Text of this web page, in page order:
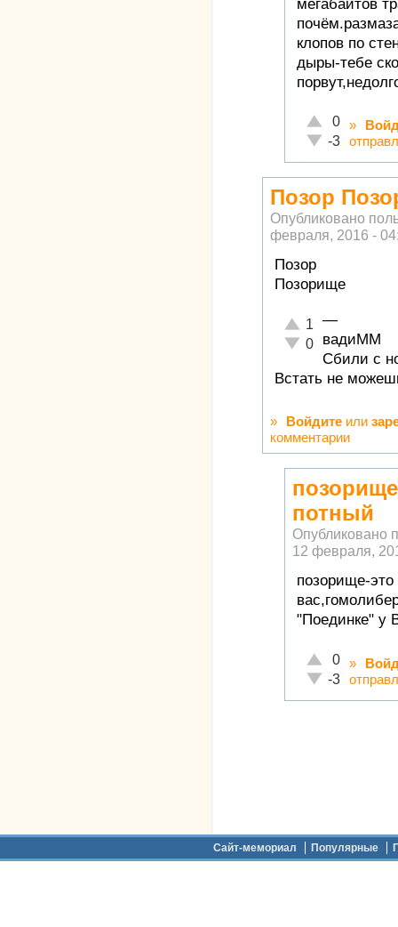
клопов по
дыры-тебе
Отлично!
0
Неадекватно!
-3
»
Позор
Опубликовано
февраля, 2016 -
Позор
Позорище
Отлично!
1
Неадекватно!
0
—
вадиММ
Сбили с
Встать не
» Войдите или
комментарии
потный
Опубликовано
12 февраля,
позорище-
"Поединке" у
Отлично!
0
Неадекватно!
-3
»
Сайт-мемориал Популярные